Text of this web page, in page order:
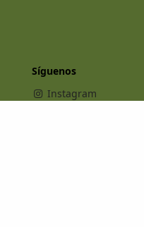
Síguenos
Instagram